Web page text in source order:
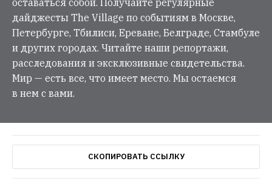
дайджесты The Village по событиям в Москве,
Петербурге, Тбилиси, Ереване, Белграде, Стамбуле
и других городах. Читайте наши репортажи,
расследования и эксклюзивные свидетельства.
Мир — есть все, что имеет место. Мы остаемся
в нем с вами.
СКОПИРОВАТЬ ССЫЛКУ